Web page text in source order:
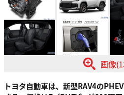
画像
トヨタ自動車は、新型RAV4の